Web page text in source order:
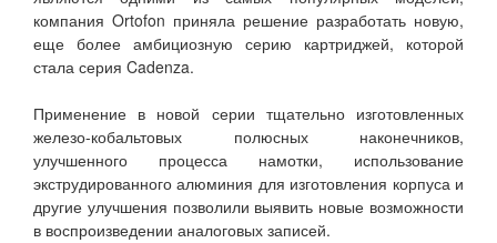
компания Ortofon приняла решение разработать новую,
еще более амбициозную серию картриджей, которой
стала серия Cadenza.
Применение в новой серии тщательно изготовленных
железо-кобальтовых полюсных наконечников,
улучшенного процесса намотки, использование
экструдированного алюминия для изготовления корпуса и
другие улучшения позволили выявить новые возможности
в воспроизведении аналоговых записей.